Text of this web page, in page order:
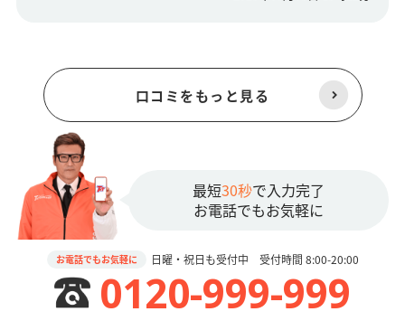
口コミをもっと見る
最短30秒で入力完了
お電話でもお気軽に
お電話でもお気軽に 日曜・祝日も受付中 受付時間 8:00-20:00
0120-999-999